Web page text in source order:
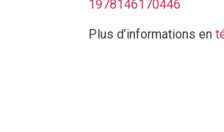
1978146170446
Plus d’informations en